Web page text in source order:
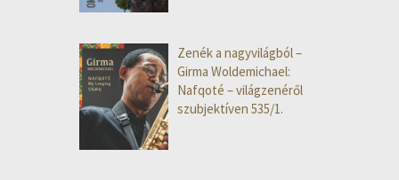
Zenék a nagyvilágból –
Girma Woldemichael:
Nafqoté – világzenéről
szubjektíven 535/1.